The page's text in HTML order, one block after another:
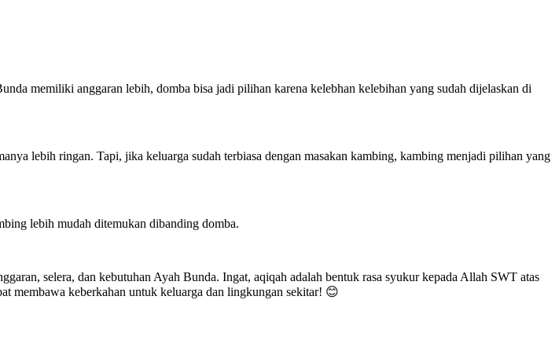
memiliki anggaran lebih, domba bisa jadi pilihan karena kelebhan kelebihan yang sudah dijelaskan di
lebih ringan. Tapi, jika keluarga sudah terbiasa dengan masakan kambing, kambing menjadi pilihan yang
lebih mudah ditemukan dibanding domba.
selera, dan kebutuhan Ayah Bunda. Ingat, aqiqah adalah bentuk rasa syukur kepada Allah SWT atas
membawa keberkahan untuk keluarga dan lingkungan sekitar! 😊